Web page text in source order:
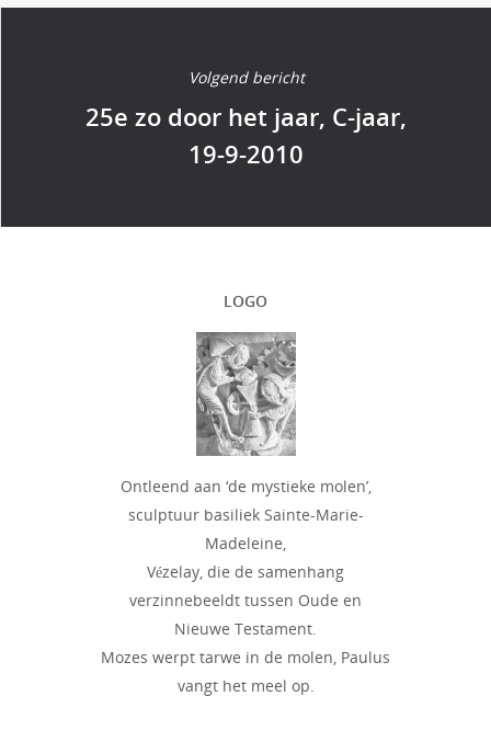
Volgend bericht
25e zo door het jaar, C-jaar,
19-9-2010
LOGO
Ontleend aan ‘de mystieke molen’,
sculptuur basiliek Sainte-Marie-
Madeleine,
Vézelay, die de samenhang
verzinnebeeldt tussen Oude en
Nieuwe Testament.
Mozes werpt tarwe in de molen, Paulus
vangt het meel op.